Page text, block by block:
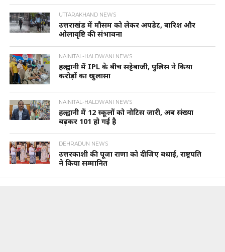
UTTARAKHAND NEWS
उत्तराखंड में मौसम को लेकर अपडेट, बारिश और
ओलावृष्टि की संभावना
NAINITAL-HALDWANI NEWS
हल्द्वानी में IPL के बीच सट्टेबाजी, पुलिस ने किया
करोड़ों का खुलासा
NAINITAL-HALDWANI NEWS
हल्द्वानी में 12 स्कूलों को नोटिस जारी, अब संख्या
बढ़कर 101 हो गई है
DEHRADUN NEWS
उत्तरकाशी की पूजा राणा को दीजिए बधाई, राष्ट्रपति
ने किया सम्मानित